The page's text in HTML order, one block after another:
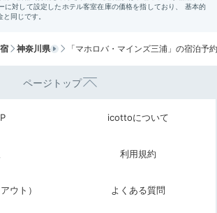
神奈川県 「マホロバ・マインズ三浦」の宿泊予約
ページトップ
icottoについて
利用規約
ウト） よくある質問